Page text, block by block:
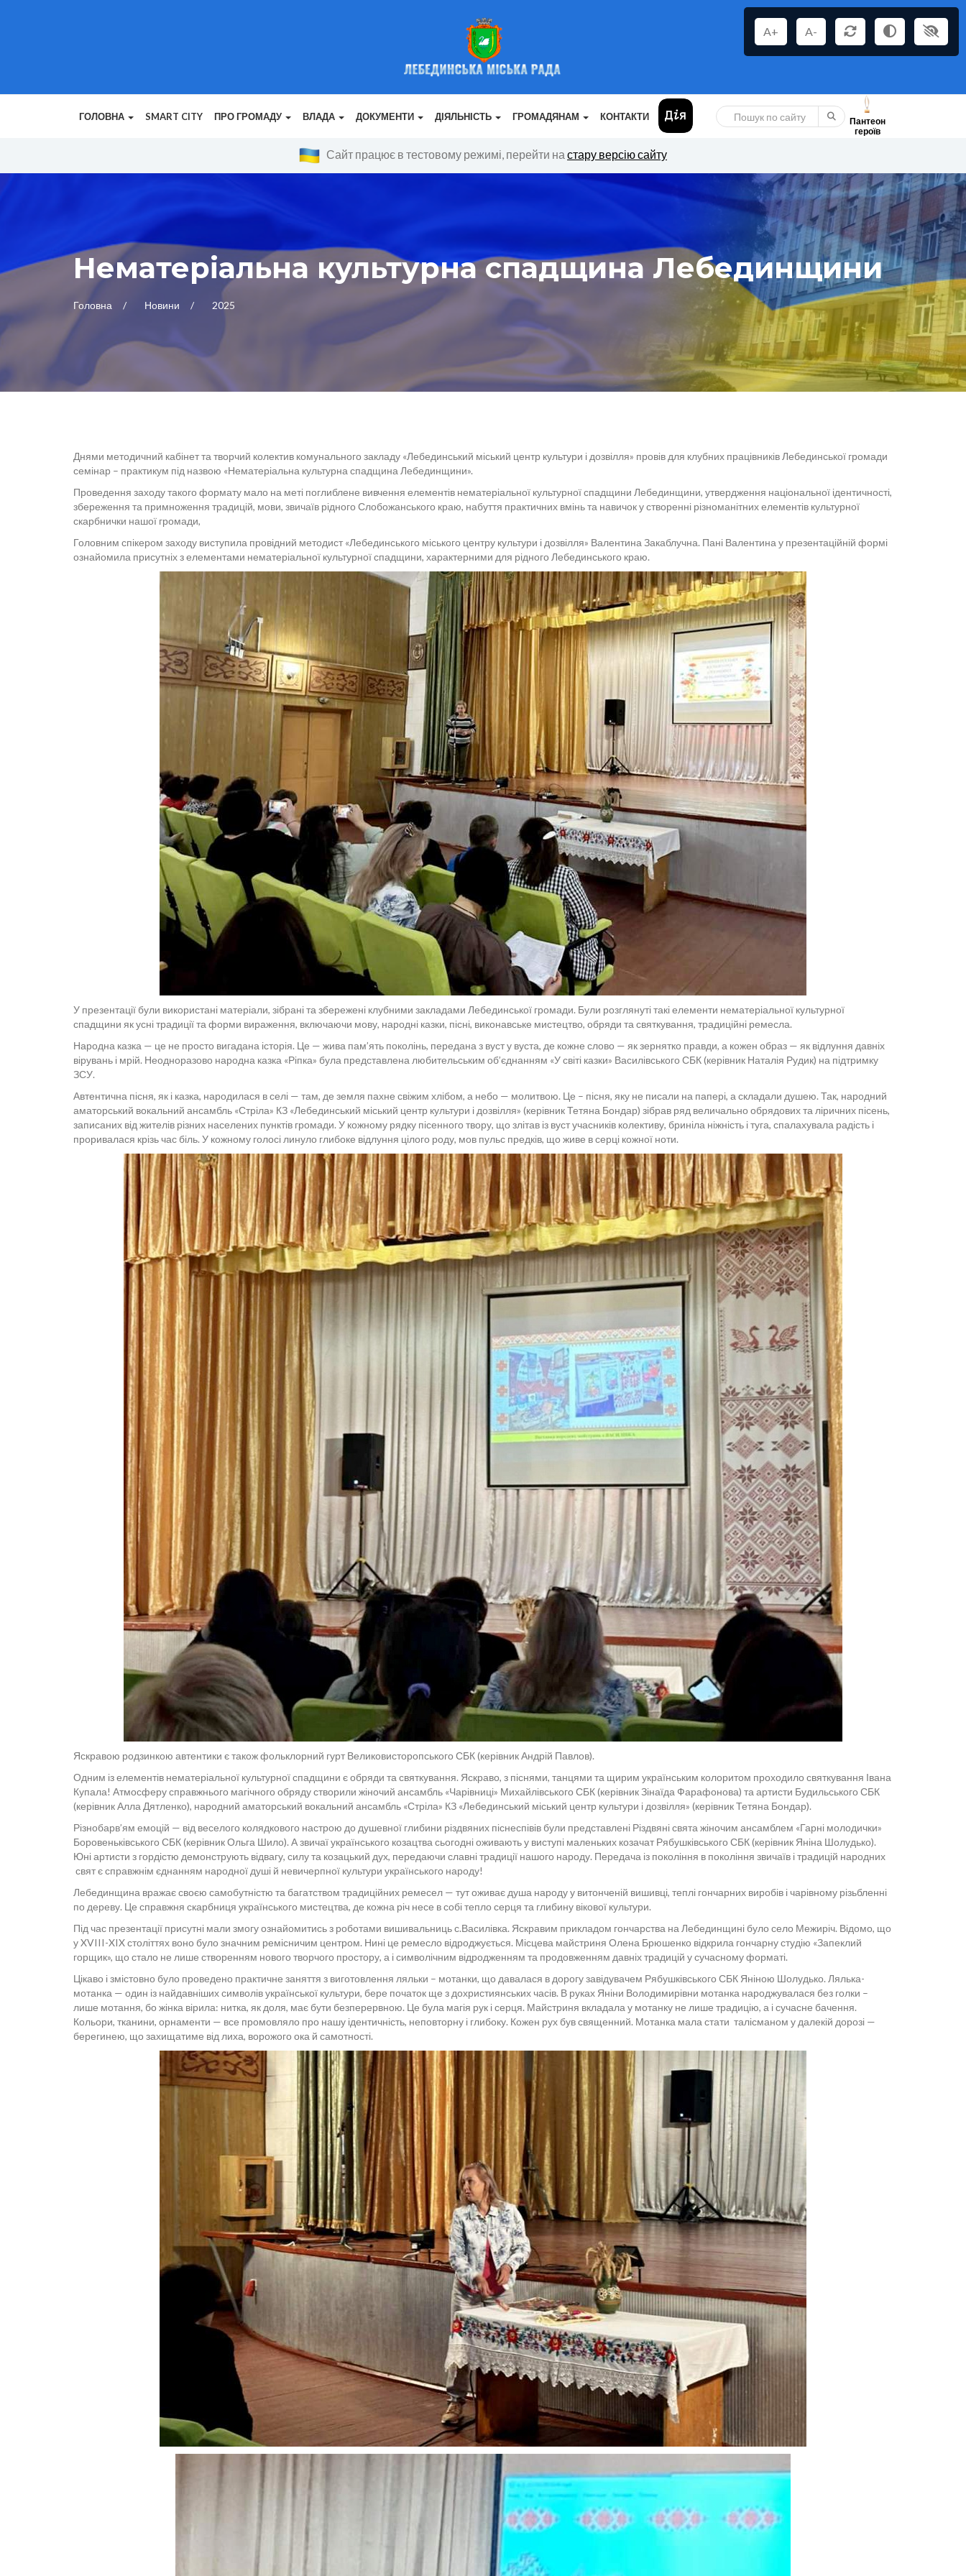
ГОЛОВНА SMART CITY ПРО ГРОМАДУ ВЛАДА ДОКУМЕНТИ ДІЯЛЬНІСТЬ ГРОМАДЯНАМ КОНТАКТИ
Пантеон
героїв
A+ A-
Сайт працює в тестовому режимі, перейти на стару версію сайту
Нематеріальна культурна спадщина Лебединщини
Головна Новини 2025
Днями методичний кабінет та творчий колектив комунального закладу «Лебединський міський центр культури і дозвілля» провів для клубних працівників Лебединської громади
семінар – практикум під назвою «Нематеріальна культурна спадщина Лебединщини».
Проведення заходу такого формату мало на меті поглиблене вивчення елементів нематеріальної культурної спадщини Лебединщини, утвердження національної ідентичності,
збереження та примноження традицій, мови, звичаїв рідного Слобожанського краю, набуття практичних вмінь та навичок у створенні різноманітних елементів культурної
скарбнички нашої громади,
Головним спікером заходу виступила провідний методист «Лебединського міського центру культури і дозвілля» Валентина Закаблучна. Пані Валентина у презентаційній формі
ознайомила присутніх з елементами нематеріальної культурної спадщини, характерними для рідного Лебединського краю.
У презентації були використані матеріали, зібрані та збережені клубними закладами Лебединської громади. Були розглянуті такі елементи нематеріальної культурної
спадщини як усні традиції та форми вираження, включаючи мову, народні казки, пісні, виконавське мистецтво, обряди та святкування, традиційні ремесла.
Народна казка — це не просто вигадана історія. Це — жива пам’ять поколінь, передана з вуст у вуста, де кожне слово — як зернятко правди, а кожен образ — як відлуння давніх
вірувань і мрій. Неодноразово народна казка «Ріпка» була представлена любительським об’єднанням «У світі казки» Василівського СБК (керівник Наталія Рудик) на підтримку
ЗСУ.
Автентична пісня, як і казка, народилася в селі — там, де земля пахне свіжим хлібом, а небо — молитвою. Це – пісня, яку не писали на папері, а складали душею. Так, народний
аматорський вокальний ансамбль «Стріла» КЗ «Лебединський міський центр культури і дозвілля» (керівник Тетяна Бондар) зібрав ряд величально обрядових та ліричних пісень,
записаних від жителів різних населених пунктів громади. У кожному рядку пісенного твору, що злітав із вуст учасників колективу, бриніла ніжність і туга, спалахувала радість і
проривалася крізь час біль. У кожному голосі линуло глибоке відлуння цілого роду, мов пульс предків, що живе в серці кожної ноти.
Яскравою родзинкою автентики є також фольклорний гурт Великовисторопського СБК (керівник Андрій Павлов).
Одним із елементів нематеріальної культурної спадщини є обряди та святкування. Яскраво, з піснями, танцями та щирим українським колоритом проходило святкування Івана
Купала! Атмосферу справжнього магічного обряду створили жіночий ансамбль «Чарівниці» Михайлівського СБК (керівник Зінаїда Фарафонова) та артисти Будильського СБК
(керівник Алла Дятленко), народний аматорський вокальний ансамбль «Стріла» КЗ «Лебединський міський центр культури і дозвілля» (керівник Тетяна Бондар).
Різнобарв’ям емоцій — від веселого колядкового настрою до душевної глибини різдвяних піснеспівів були представлені Різдвяні свята жіночим ансамблем «Гарні молодички»
Боровеньківського СБК (керівник Ольга Шило). А звичаї українського козацтва сьогодні оживають у виступі маленьких козачат Рябушківського СБК (керівник Яніна Шолудько).
Юні артисти з гордістю демонструють відвагу, силу та козацький дух, передаючи славні традиції нашого народу. Передача із покоління в покоління звичаїв і традицій народних
свят є справжнім єднанням народної душі й невичерпної культури українського народу!
Лебединщина вражає своєю самобутністю та багатством традиційних ремесел — тут оживає душа народу у витонченій вишивці, теплі гончарних виробів і чарівному різьбленні
по дереву. Це справжня скарбниця українського мистецтва, де кожна річ несе в собі тепло серця та глибину вікової культури.
Під час презентації присутні мали змогу ознайомитись з роботами вишивальниць с.Василівка. Яскравим прикладом гончарства на Лебединщині було село Межиріч. Відомо, що
у XVIII-XIX століттях воно було значним ремісничим центром. Нині це ремесло відроджується. Місцева майстриня Олена Брюшенко відкрила гончарну студію «Запеклий
горщик», що стало не лише створенням нового творчого простору, а і символічним відродженням та продовженням давніх традицій у сучасному форматі.
Цікаво і змістовно було проведено практичне заняття з виготовлення ляльки – мотанки, що давалася в дорогу завідувачем Рябушківського СБК Яніною Шолудько. Лялька-
мотанка — один із найдавніших символів української культури, бере початок ще з дохристиянських часів. В руках Яніни Володимирівни мотанка народжувалася без голки –
лише мотання, бо жінка вірила: нитка, як доля, має бути безперервною. Це була магія рук і серця. Майстриня вкладала у мотанку не лише традицію, а і сучасне бачення.
Кольори, тканини, орнаменти — все промовляло про нашу ідентичність, неповторну і глибоку. Кожен рух був священний. Мотанка мала стати талісманом у далекій дорозі —
берегинею, що захищатиме від лиха, ворожого ока й самотності.